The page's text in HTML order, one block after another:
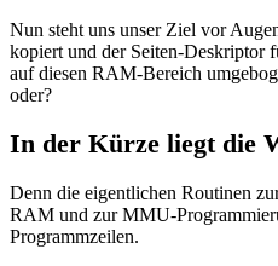
Nun steht uns unser Ziel vor
kopiert und der Seiten-Deskriptor
auf diesen RAM-Bereich
oder?
In der Kürze liegt die
Denn die eigentlichen Routinen
RAM und zur MMU-
Programmzeilen.